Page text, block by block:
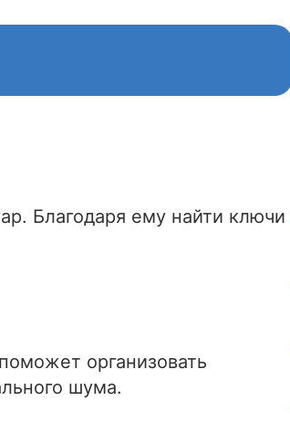
Благодаря ему найти ключи
организовать
шума.